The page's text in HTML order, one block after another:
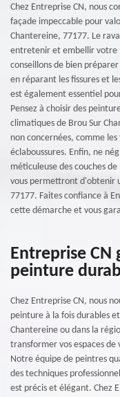
Chez Entreprise CN, nous
façade impeccable pour
Chantereine, 77177. Le
entretenir et embellir votre
conseillons de bien
en réparant les fissures et
est également essentiel
Pensez à choisir des
climatiques de Brou Sur
non concernées, comme
éclaboussures. Enfin, ne
méticuleuse des couches
vous permettront d'obtenir
77177. Faites confiance à
cette démarche et vous
Entreprise CN
peinture
Chez Entreprise CN, nous
peinture à la fois durables
Chantereine ou dans la
transformer vos espaces
Notre équipe de peintres
des techniques
est précis et élégant. Chez